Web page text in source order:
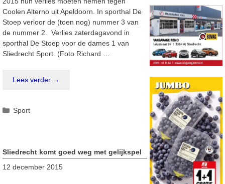
Coolen Alterno uit Apeldoorn. In sporthal De
Stoep verloor de (toen nog) nummer 3 van
de nummer 2. Verlies zaterdagavond in
sporthal De Stoep voor de dames 1 van
Sliedrecht Sport. (Foto Richard …
Lees verder →
Categorieën
Sport
Sliedrecht komt goed weg met gelijkspel
12 december 2015